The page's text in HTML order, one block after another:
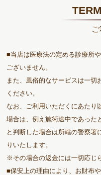
■当店は医療法の定める診療所
ございません。
また、風俗的なサービスは一切
ください。
なお、ご利用いただくにあたり
場合は、例え施術途中であった
と判断した場合は所轄の警察署
りいたします。
※その場合の返金には一切応じ
■保安上の理由により、お財布